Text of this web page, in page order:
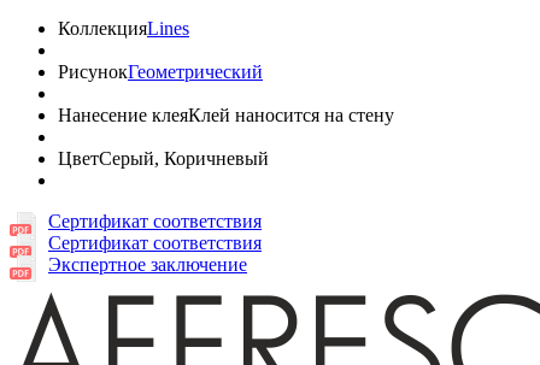
КоллекцияLines
РисунокГеометрический
Нанесение клеяКлей наносится на стену
ЦветСерый, Коричневый
Сертификат соответствия
Сертификат соответствия
Экспертное заключение